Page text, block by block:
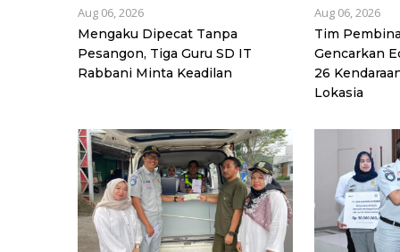
Aug 06, 2026
Mengaku Dipecat Tanpa
Pesangon, Tiga Guru SD IT
Rabbani Minta Keadilan
Aug 06, 2026
Tim
Gencarkan
26
Lokasia